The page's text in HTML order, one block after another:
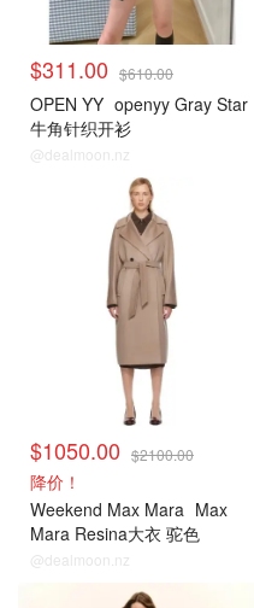
$311.00 $610.00
OPEN YY openyy Gray Star
牛角针织开衫
@dealmoon.nz
$1050.00 $2100.00
降价！
Weekend Max Mara Max
Mara Resina大衣 驼色
@dealmoon.nz